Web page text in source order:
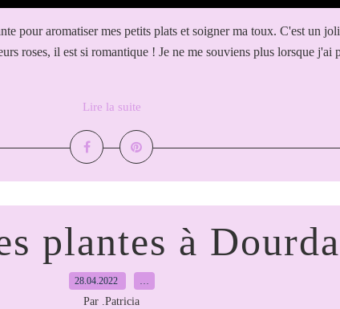
pour aromatiser mes petits plats et soigner ma toux. C'est un
roses, il est si romantique ! Je ne me souviens plus lorsque j'ai
Lire la suite
plantes à
28.04.2022 …
Par .Patricia